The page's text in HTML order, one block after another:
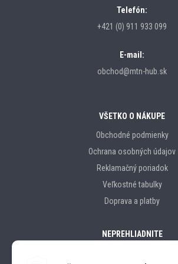
Telefón:
+421 (0) 911 933 099
E-mail:
obchod@mtn-hub.sk
VŠETKO O NÁKUPE
Obchodné podmienky
Ochrana osobných údajov
Reklamačný poriadok
Veľkostné tabulky
Doprava a platby
NEPREHLIADNITE